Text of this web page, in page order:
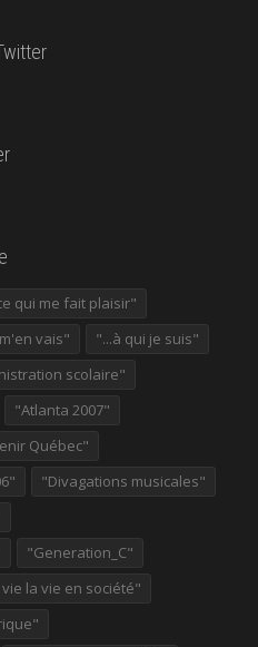
qui me fait plaisir"
vais"
"...à qui je suis"
scolaire"
"Atlanta 2007"
Québec"
"Divagations musicales"
"Generation_C"
vie la vie en société"